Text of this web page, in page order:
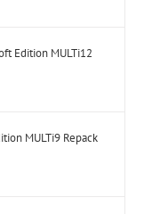
Edition MULTi12
MULTi9 Repack